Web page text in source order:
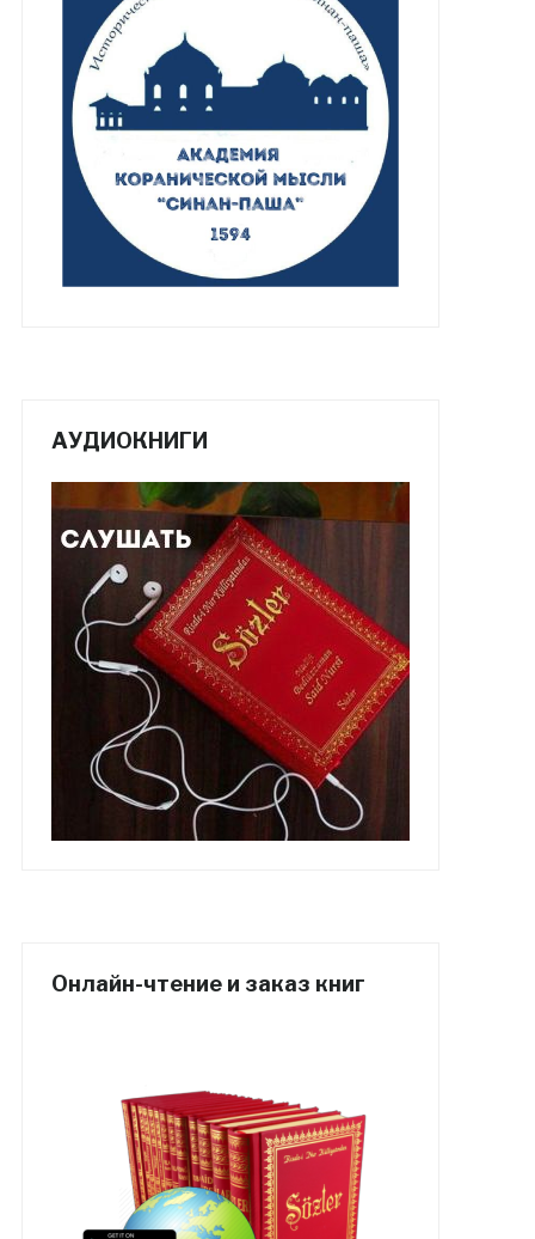
АУДИОКНИГИ
Онлайн-чтение и заказ книг